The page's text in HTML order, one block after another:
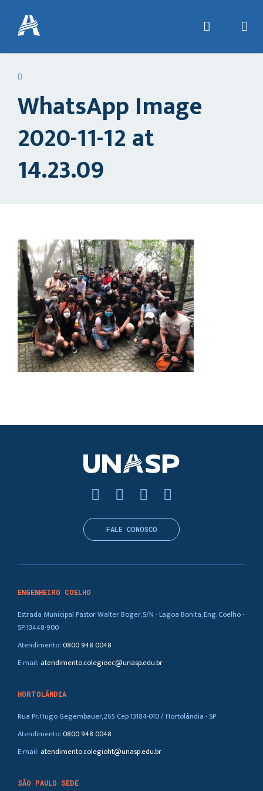
WhatsApp Image
2020-11-12 at
14.23.09
ENGENHEIRO COELHO
Estrada Municipal Pastor Walter Boger, S/N - Lagoa Bonita, Eng. Coelho -
SP, 13448-900
Atendimento:0800 948 0048
E-mail: atendimento.colegioec@unasp.edu.br
HORTOLÂNDIA
Rua Pr. Hugo Gegembauer, 265 Cep 13184-010 / Hortolândia - SP
Atendimento:0800 948 0048
E-mail: atendimento.colegioht@unasp.edu.br
SÃO PAULO SEDE
FALE CONOSCO